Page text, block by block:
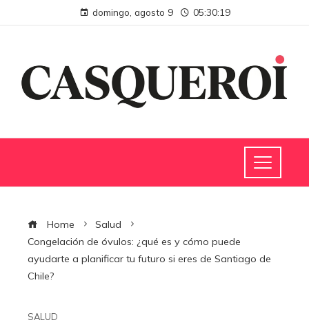
domingo, agosto 9 05:30:19
Home
Salud
Congelación de óvulos: ¿qué es y cómo puede
ayudarte a planificar tu futuro si eres de Santiago de
Chile?
SALUD